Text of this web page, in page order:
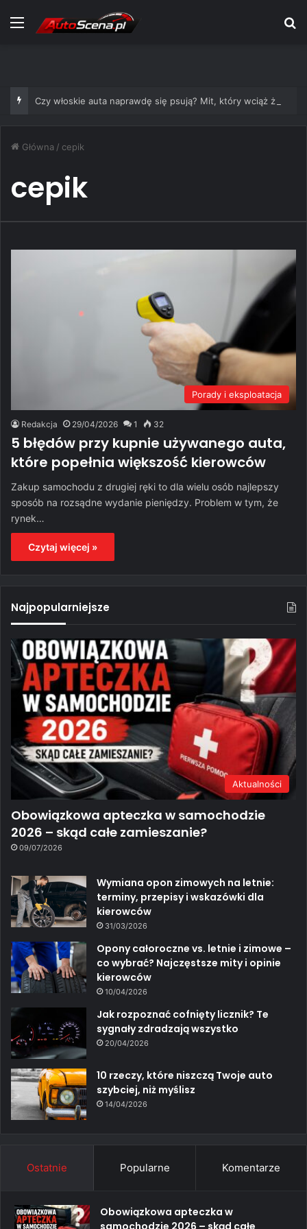
Menu
Główna / cepik
cepik
Porady i eksploatacja
Redakcja 29/04/2026 1 32
5 błędów przy kupnie używanego auta,
które popełnia większość kierowców
Zakup samochodu z drugiej ręki to dla wielu osób najlepszy
sposób na rozsądne wydanie pieniędzy. Problem w tym, że
rynek…
Czytaj więcej »
Najpopularniejsze
Aktualności
Obowiązkowa apteczka w samochodzie
2026 – skąd całe zamieszanie?
09/07/2026
Wymiana opon zimowych na letnie:
terminy, przepisy i wskazówki dla
kierowców
31/03/2026
Opony całoroczne vs. letnie i zimowe –
co wybrać? Najczęstsze mity i opinie
kierowców
10/04/2026
Jak rozpoznać cofnięty licznik? Te
sygnały zdradzają wszystko
20/04/2026
10 rzeczy, które niszczą Twoje auto
szybciej, niż myślisz
14/04/2026
Ostatnie Popularne Komentarze
Obowiązkowa apteczka w